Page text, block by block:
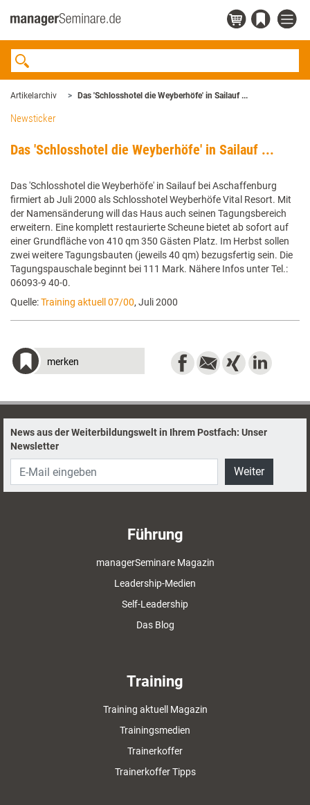
Artikelarchiv Das 'Schlosshotel die Weyberhöfe' in Sailauf ...
Newsticker
Das 'Schlosshotel die Weyberhöfe' in Sailauf ...
Das 'Schlosshotel die Weyberhöfe' in Sailauf bei Aschaffenburg
firmiert ab Juli 2000 als Schlosshotel Weyberhöfe Vital Resort. Mit
der Namensänderung will das Haus auch seinen Tagungsbereich
erweitern. Eine komplett restaurierte Scheune bietet ab sofort auf
einer Grundfläche von 410 qm 350 Gästen Platz. Im Herbst sollen
zwei weitere Tagungsbauten (jeweils 40 qm) bezugsfertig sein. Die
Tagungspauschale beginnt bei 111 Mark. Nähere Infos unter Tel.:
06093-9 40-0.
Quelle:Training aktuell 07/00, Juli 2000
merken
News aus der Weiterbildungswelt in Ihrem Postfach: Unser
Newsletter
Weiter
Führung
managerSeminare Magazin
Leadership-Medien
Self-Leadership
Das Blog
Training
Training aktuell Magazin
Trainingsmedien
Trainerkoffer
Trainerkoffer Tipps